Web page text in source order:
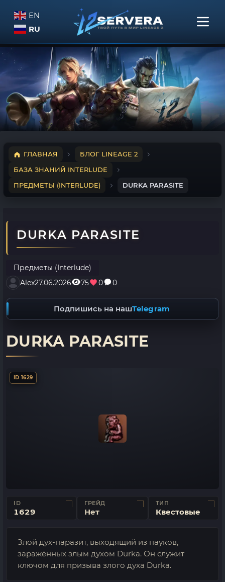
EN
RU
ГЛАВНАЯ
БЛОГ LINEAGE 2
БАЗА ЗНАНИЙ INTERLUDE
ПРЕДМЕТЫ (INTERLUDE)
DURKA PARASITE
DURKA PARASITE
Предметы (Interlude)
Alex27.06.2026 75 0 0
Подпишись на нашTelegram
DURKA PARASITE
ID 1629
ID
1629
ГРЕЙД
Нет
ТИП
Квестовые
Злой дух-паразит, выходящий из пауков,
заражённых злым духом Durka. Он служит
ключом для призыва злого духа Durka.